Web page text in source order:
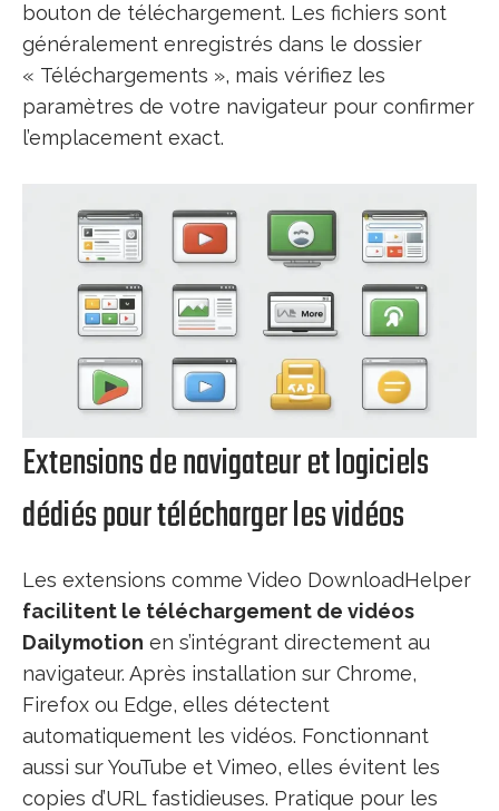
bouton de téléchargement. Les fichiers sont
généralement enregistrés dans le dossier
« Téléchargements », mais vérifiez les
paramètres de votre navigateur pour confirmer
l’emplacement exact.
Extensions de navigateur et logiciels
dédiés pour télécharger les vidéos
Les extensions comme Video DownloadHelper
facilitent le téléchargement de vidéos
Dailymotion en s’intégrant directement au
navigateur. Après installation sur Chrome,
Firefox ou Edge, elles détectent
automatiquement les vidéos. Fonctionnant
aussi sur YouTube et Vimeo, elles évitent les
copies d’URL fastidieuses. Pratique pour les